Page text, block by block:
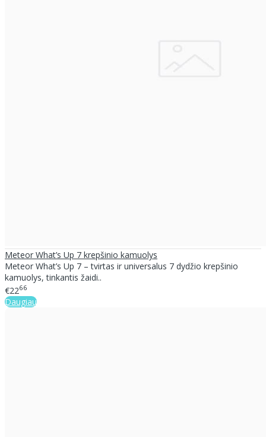
Meteor What’s Up 7 krepšinio kamuolys
Meteor What’s Up 7 – tvirtas ir universalus 7 dydžio krepšinio
kamuolys, tinkantis žaidi..
€2266
Daugiau